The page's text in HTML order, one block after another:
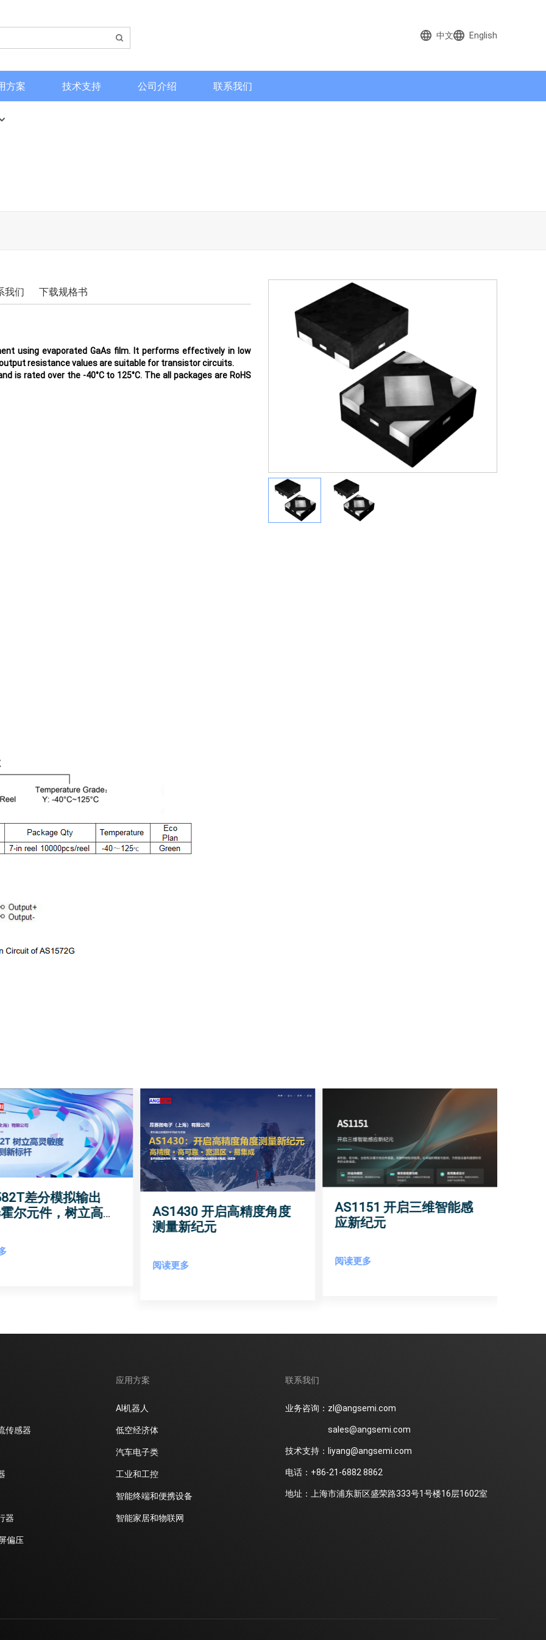
中文 English
方案 技术支持 公司介绍 联系我们
我们 下载规格书
using evaporated GaAs film. It performs effectively in low
resistance values are suitable for transistor circuits.
is rated over the -40°C to 125°C. The all packages are RoHS
差分模拟输出
尔元件，树立高灵
AS1430 开启高精度角度
测量新纪元
阅读更多
AS1151 开启三维智能感
应新纪元
阅读更多
传感器
器
偏压
应用方案
AI机器人
低空经济体
汽车电子类
工业和工控
智能终端和便携设备
智能家居和物联网
联系我们
业务咨询：zl@angsemi.com
sales@angsemi.com
技术支持：liyang@angsemi.com
电话：+86-21-6882 8862
地址：上海市浦东新区盛荣路333号1号楼16层1602室